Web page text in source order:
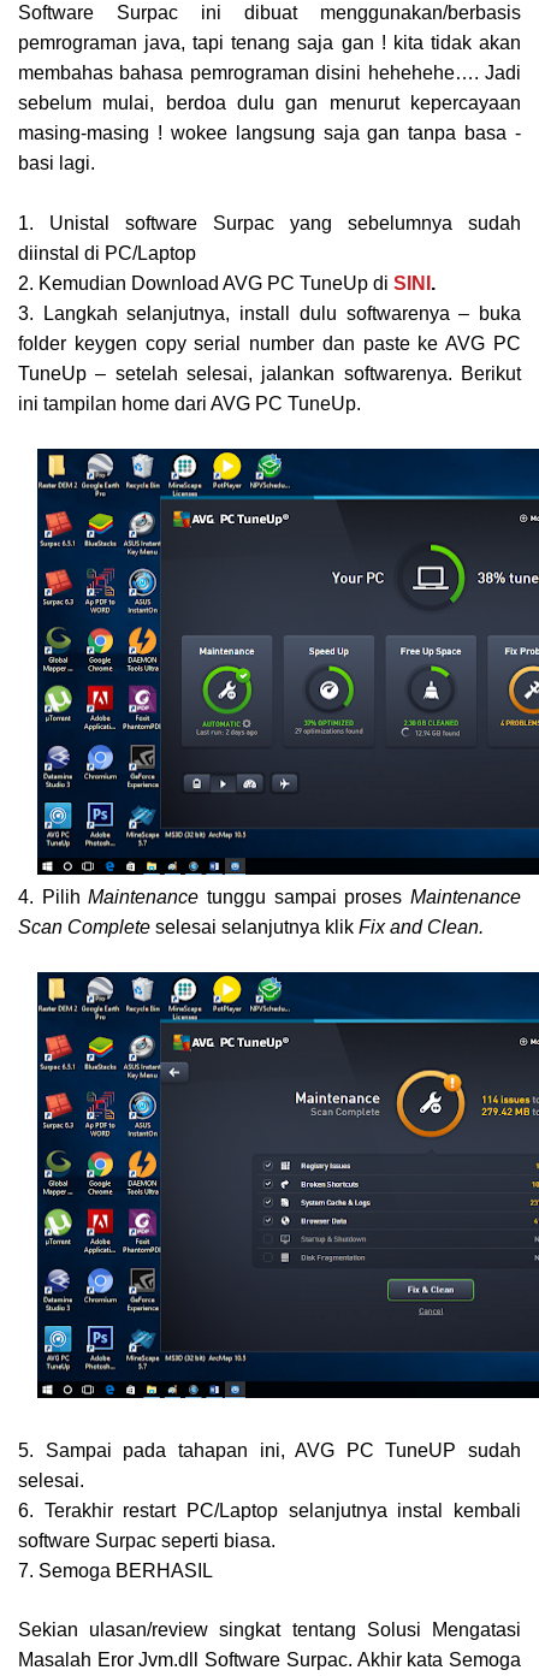
Software Surpac ini dibuat menggunakan/berbasis
pemrograman java, tapi tenang saja gan ! kita tidak akan
membahas bahasa pemrograman disini hehehehe…. Jadi
sebelum mulai, berdoa dulu gan menurut kepercayaan
masing-masing ! wokee langsung saja gan tanpa basa -
basi lagi.
1. Unistal software Surpac yang sebelumnya sudah
diinstal di PC/Laptop
2. Kemudian Download AVG PC TuneUp di SINI .
3. Langkah selanjutnya, install dulu softwarenya – buka
folder keygen copy serial number dan paste ke AVG PC
TuneUp – setelah selesai, jalankan softwarenya. Berikut
ini tampilan home dari AVG PC TuneUp.
4. PilihMaintenance tunggu sampai prosesMaintenance
Scan Complete selesai selanjutnya klik Fix and Clean.
5. Sampai pada tahapan ini, AVG PC TuneUP sudah
selesai.
6. Terakhir restart PC/Laptop selanjutnya instal kembali
software Surpac seperti biasa.
7. Semoga BERHASIL
Sekian ulasan/review singkat tentang Solusi Mengatasi
Masalah Eror Jvm.dll Software Surpac. Akhir kata Semoga